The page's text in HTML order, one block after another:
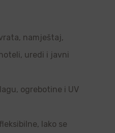
namještaj,
uredi i javni
ogrebotine i UV
lako se